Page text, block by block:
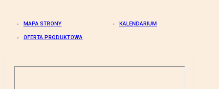
MAPA STRONY KALENDARIUM
OFERTA PRODUKTOWA